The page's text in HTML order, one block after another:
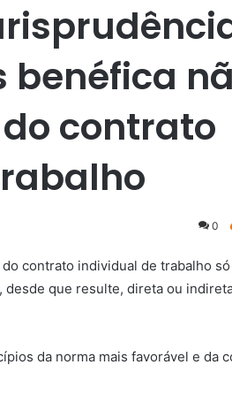
contrato
0
contrato individual de trabalho
que resulte, direta ou
da norma mais favorável e da